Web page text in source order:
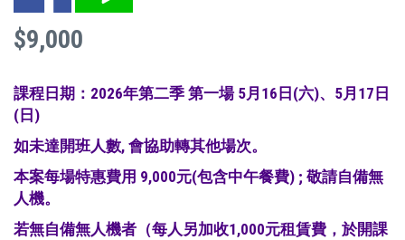
$9,000
課程日期：2026年第二季 第一場 5月16日(六)、5月17日
(日)
如未達開班人數, 會協助轉其他場次。
本案每場特惠費用 9,000元(包含中午餐費) ; 敬請自備無
人機。
若無自備無人機者（每人另加收1,000元租賃費，於開課